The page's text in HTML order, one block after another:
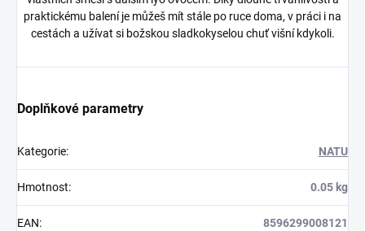
praktickému balení je můžeš mít stále po ruce doma, v práci i na
cestách a užívat si božskou sladkokyselou chuť višní kdykoli.
Doplňkové parametry
Kategorie: NATU
Hmotnost: 0.05 kg
EAN: 8596299008121